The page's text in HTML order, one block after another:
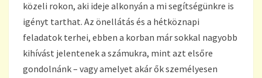
ESETÉN?
közeli rokon, aki ideje alkonyán a mi segítségünkre is
igényt tarthat. Az önellátás és a hétköznapi
feladatok terhei, ebben a korban már sokkal nagyobb
kihívást jelentenek a számukra, mint azt elsőre
gondolnánk – vagy amelyet akár ők személyesen